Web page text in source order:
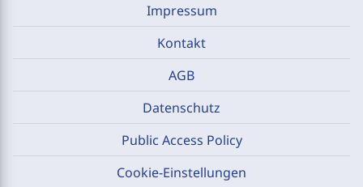
Impressum
Kontakt
AGB
Datenschutz
Public Access Policy
Cookie-Einstellungen